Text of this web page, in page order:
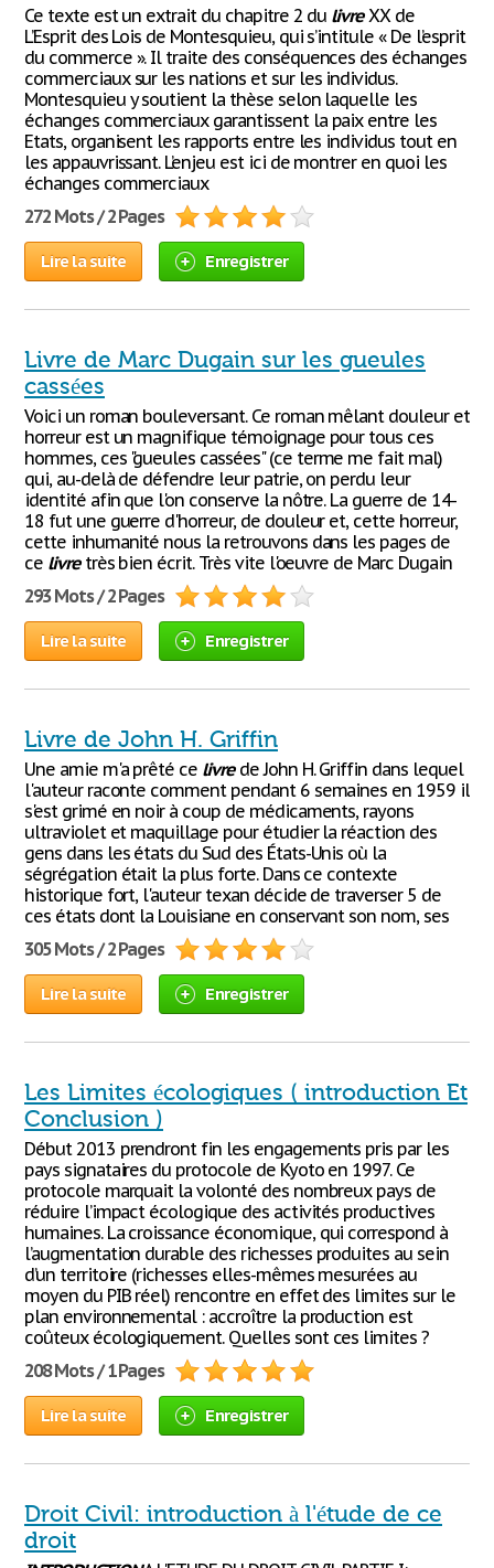
Ce texte est un extrait du chapitre 2 du livreXX de
L’Esprit des Lois de Montesquieu, qui s’intitule « De l’esprit
du commerce ». Il traite des conséquences des échanges
commerciaux sur les nations et sur les individus.
Montesquieu y soutient la thèse selon laquelle les
échanges commerciaux garantissent la paix entre les
Etats, organisent les rapports entre les individus tout en
les appauvrissant. L’enjeu est ici de montrer en quoi les
échanges commerciaux
272 Mots / 2 Pages
Lire la suite Enregistrer
Livre de Marc Dugain sur les gueules
cassées
Voici un roman bouleversant. Ce roman mêlant douleur et
horreur est un magnifique témoignage pour tous ces
hommes, ces "gueules cassées" (ce terme me fait mal)
qui, au-delà de défendre leur patrie, on perdu leur
identité afin que l'on conserve la nôtre. La guerre de 14-
18 fut une guerre d'horreur, de douleur et, cette horreur,
cette inhumanité nous la retrouvons dans les pages de
ce livretrès bien écrit. Très vite l'oeuvre de Marc Dugain
293 Mots / 2 Pages
Lire la suite Enregistrer
Livre de John H. Griffin
Une amie m'a prêté ce livrede John H. Griffin dans lequel
l'auteur raconte comment pendant 6 semaines en 1959 il
s'est grimé en noir à coup de médicaments, rayons
ultraviolet et maquillage pour étudier la réaction des
gens dans les états du Sud des États-Unis où la
ségrégation était la plus forte. Dans ce contexte
historique fort, l'auteur texan décide de traverser 5 de
ces états dont la Louisiane en conservant son nom, ses
305 Mots / 2 Pages
Lire la suite Enregistrer
Les Limites écologiques ( introduction Et
Conclusion )
Début 2013 prendront fin les engagements pris par les
pays signataires du protocole de Kyoto en 1997. Ce
protocole marquait la volonté des nombreux pays de
réduire l’impact écologique des activités productives
humaines. La croissance économique, qui correspond à
l’augmentation durable des richesses produites au sein
d’un territoire (richesses elles-mêmes mesurées au
moyen du PIB réel) rencontre en effet des limites sur le
plan environnemental : accroître la production est
coûteux écologiquement. Quelles sont ces limites ?
208 Mots / 1 Pages
Lire la suite Enregistrer
Droit Civil: introduction à l'étude de ce
droit